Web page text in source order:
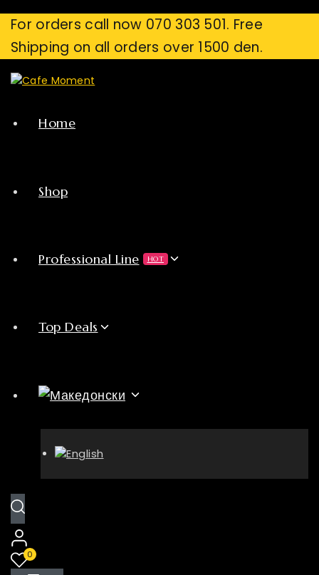
For orders call now 070 303 501. Free
Shipping on all orders over 1500 den.
Home
Shop
Professional Line HOT
Top Deals
0